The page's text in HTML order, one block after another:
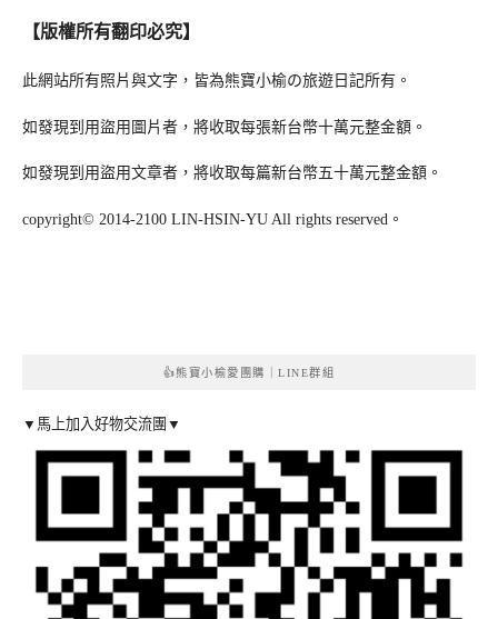
【版權所有翻印必究】
此網站所有照片與文字，皆為熊寶小榆の旅遊日記所有。
如發現到用盜用圖片者，將收取每張新台幣十萬元整金額。
如發現到用盜用文章者，將收取每篇新台幣五十萬元整金額。
copyright© 2014-2100 LIN-HSIN-YU All rights reserved。
👍熊寶小榆愛團購｜LINE群組
▼馬上加入好物交流團▼